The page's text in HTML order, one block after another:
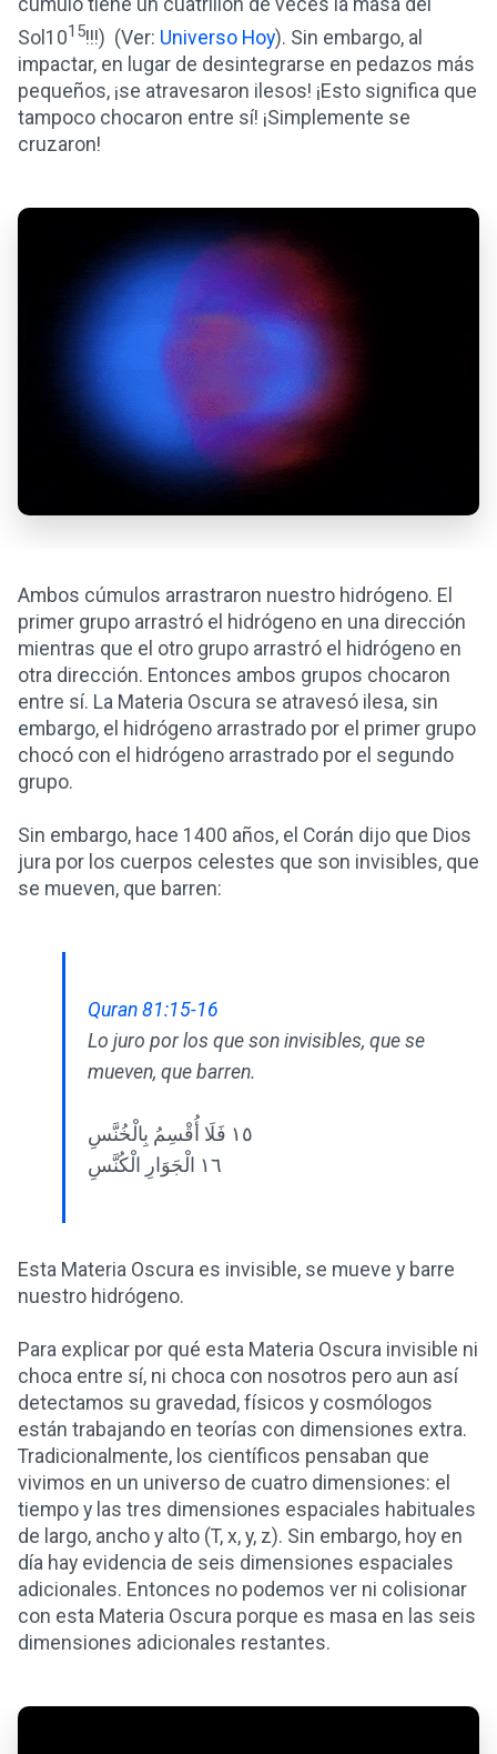
cúmulo tiene un cuatrillón de veces la masa del
Sol1015!!!) (Ver: Universo Hoy). Sin embargo, al
impactar, en lugar de desintegrarse en pedazos más
pequeños, ¡se atravesaron ilesos! ¡Esto significa que
tampoco chocaron entre sí! ¡Simplemente se
cruzaron!
Ambos cúmulos arrastraron nuestro hidrógeno. El
primer grupo arrastró el hidrógeno en una dirección
mientras que el otro grupo arrastró el hidrógeno en
otra dirección. Entonces ambos grupos chocaron
entre sí. La Materia Oscura se atravesó ilesa, sin
embargo, el hidrógeno arrastrado por el primer grupo
chocó con el hidrógeno arrastrado por el segundo
grupo.
Sin embargo, hace 1400 años, el Corán dijo que Dios
jura por los cuerpos celestes que son invisibles, que
se mueven, que barren:
Quran 81:15-16
Lo juro por los que son invisibles, que se
mueven, que barren.
١٥ فَلَا أُقْسِمُ بِالْخُنَّسِ
١٦ الْجَوَارِ الْكُنَّسِ
Esta Materia Oscura es invisible, se mueve y barre
nuestro hidrógeno.
Para explicar por qué esta Materia Oscura invisible ni
choca entre sí, ni choca con nosotros pero aun así
detectamos su gravedad, físicos y cosmólogos
están trabajando en teorías con dimensiones extra.
Tradicionalmente, los científicos pensaban que
vivimos en un universo de cuatro dimensiones: el
tiempo y las tres dimensiones espaciales habituales
de largo, ancho y alto (T, x, y, z). Sin embargo, hoy en
día hay evidencia de seis dimensiones espaciales
adicionales. Entonces no podemos ver ni colisionar
con esta Materia Oscura porque es masa en las seis
dimensiones adicionales restantes.